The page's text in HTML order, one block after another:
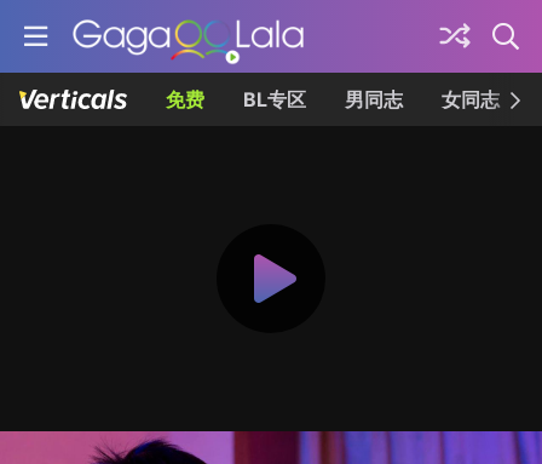
免费 BL专区 男同志 女同志